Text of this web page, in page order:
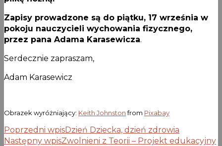
Zapisy prowadzone są do piątku, 17 września w
pokoju nauczycieli wychowania fizycznego,
przez pana Adama Karasewicza.
Serdecznie zapraszam,
Adam Karasewicz
Obrazek wyróżniający: Keith Johnstonfrom Pixabay
Poprzedni wpisDzień Dziecka, dzień zdrowia
Następny wpisZwolnieni z Teorii – Projekt edukacyjny